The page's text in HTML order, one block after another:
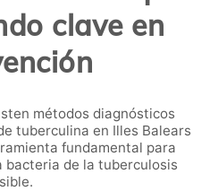
clave en
métodos diagnósticos
tuberculina en Illes Balears
fundamental para
de la tuberculosis